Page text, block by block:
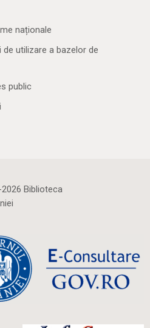
naționale
utilizare a bazelor de
public
Biblioteca